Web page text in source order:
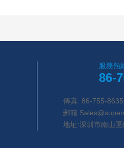
服務熱
86-
傳真: 86-755-
郵箱:
地址:深圳市南山